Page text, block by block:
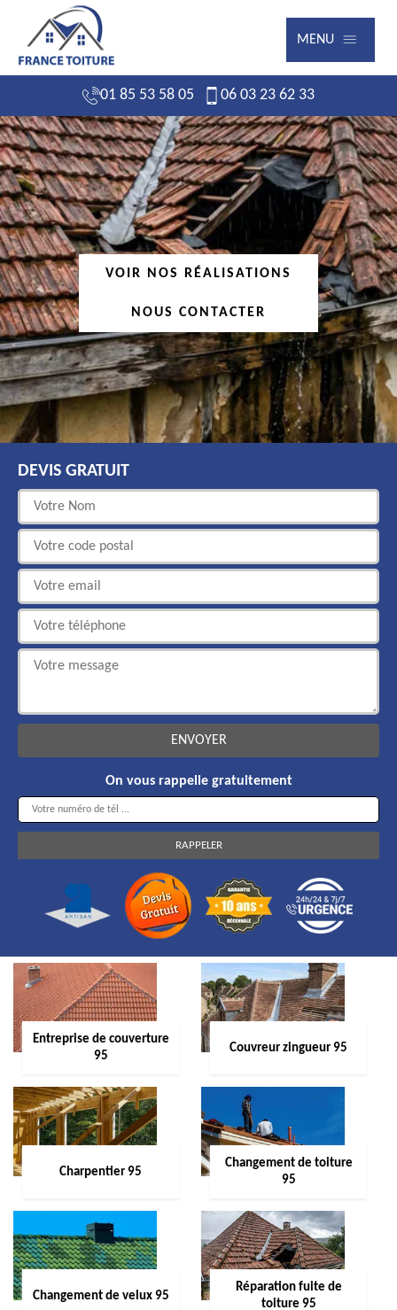
MENU
01 85 53 58 05 06 03 23 62 33
VOIR NOS RÉALISATIONS
NOUS CONTACTER
DEVIS GRATUIT
On vous rappelle gratuitement
Entreprise de couverture
95
Couvreur zingueur 95
Charpentier 95
Changement de toiture
95
Changement de velux 95
Réparation fuite de
toiture 95